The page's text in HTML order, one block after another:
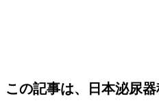
この記事は、日本泌尿